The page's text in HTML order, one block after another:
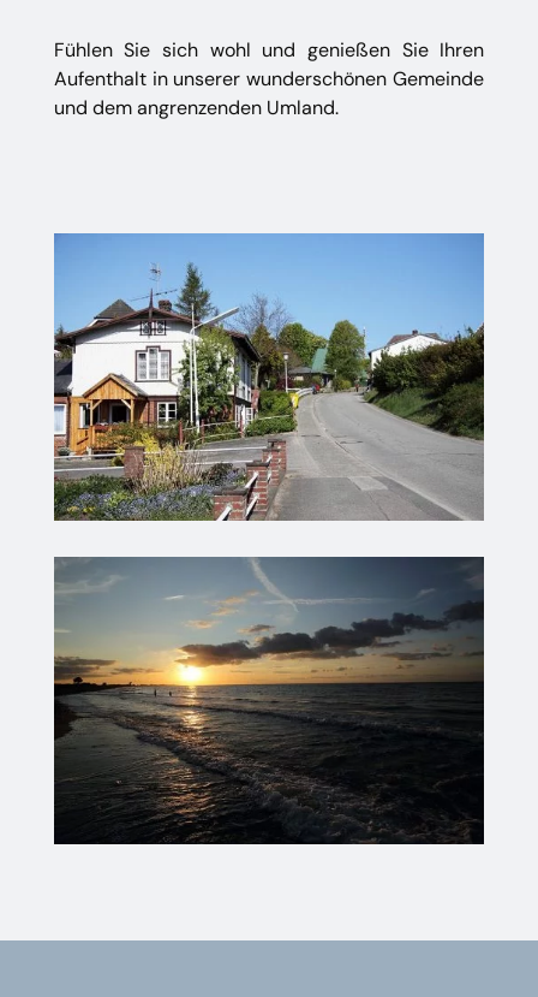
Fühlen Sie sich wohl und genießen Sie Ihren
Aufenthalt in unserer wunderschönen Gemeinde
und dem angrenzenden Umland.